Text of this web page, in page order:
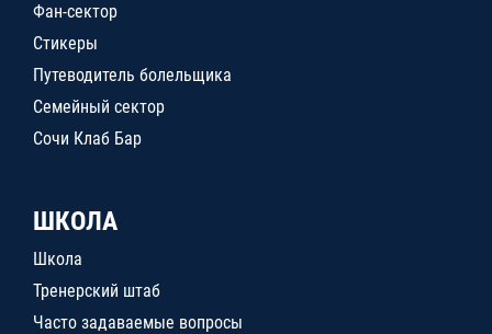
Фан-сектор
Стикеры
Путеводитель болельщика
Семейный сектор
Сочи Клаб Бар
ШКОЛА
Школа
Тренерский штаб
Часто задаваемые вопросы